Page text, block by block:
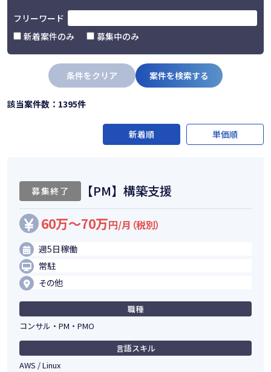
フリーワード
新着案件のみ
募集中のみ
条件をクリア 案件を検索する
該当案件数：1395件
新着順 単価順
募集終了 【PM】構築支援
60万～70万円/月（税別）
週5日稼働
常駐
その他
職種
コンサル・PM・PMO
言語スキル
AWS / Linux